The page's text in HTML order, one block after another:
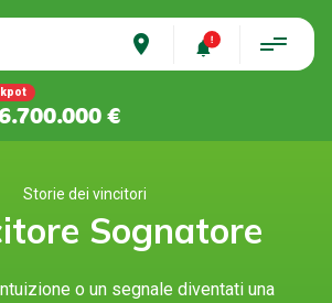
place
€
Storie dei vincitori
Sognatore
o un segnale diventati una